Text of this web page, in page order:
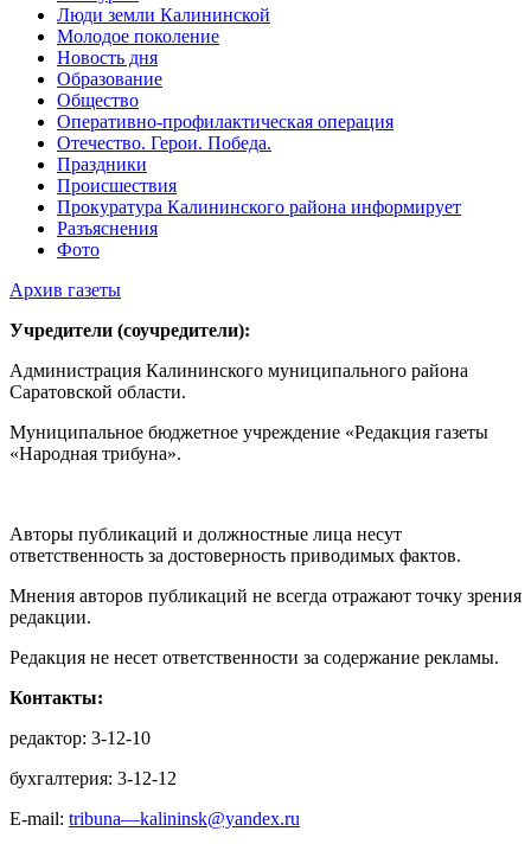
Люди земли Калининской
Молодое поколение
Новость дня
Образование
Общество
Оперативно-профилактическая операция
Отечество. Герои. Победа.
Праздники
Происшествия
Прокуратура Калининского района информирует
Разъяснения
Фото
Архив газеты
Учредители (соучредители):
Администрация Калининского муниципального района
Саратовской области.
Муниципальное бюджетное учреждение «Редакция газеты
«Народная трибуна».
Авторы публикаций и должностные лица несут
ответственность за достоверность приводимых фактов.
Мнения авторов публикаций не всегда отражают точку зрения
редакции.
Редакция не несет ответственности за содержание рекламы.
Контакты:
редактор: 3-12-10
бухгалтерия: 3-12-12
E-mail: tribuna—kalininsk@yandex.ru